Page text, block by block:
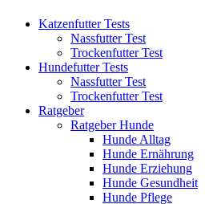
Katzenfutter Tests
Nassfutter Test
Trockenfutter Test
Hundefutter Tests
Nassfutter Test
Trockenfutter Test
Ratgeber
Ratgeber Hunde
Hunde Alltag
Hunde Ernährung
Hunde Erziehung
Hunde Gesundheit
Hunde Pflege